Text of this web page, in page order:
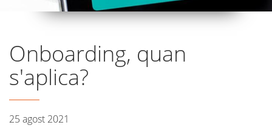
Onboarding, quan
s'aplica?
25 agost 2021